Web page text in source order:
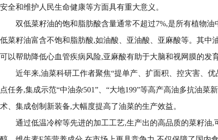
安全和维护人民生命健康等方面具有重大意义。
双低菜籽油的饱和脂肪酸含量通常不超过7%,是所有植物
低菜籽油富含不饱和脂肪酸,如油酸、亚油酸、亚麻酸等。其中
可以帮助降低心血管疾病风险,亚麻酸有助于大脑和视网膜的发
近年来,油菜科研工作者聚焦“提单产、扩面积、控灾害、
点任务,集成示范“中油杂501”、“大地199”等高产高油多抗油菜
术、集成创制新装备,大幅度提高了油菜的生产效益。
通过低温冷榨等先进的加工工艺,生产出的高品质的菜籽油,